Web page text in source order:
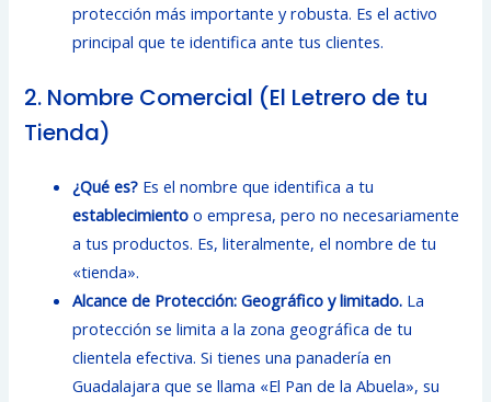
protección más importante y robusta. Es el activo
principal que te identifica ante tus clientes.
2. Nombre Comercial (El Letrero de tu
Tienda)
¿Qué es? Es el nombre que identifica a tu
establecimiento o empresa, pero no necesariamente
a tus productos. Es, literalmente, el nombre de tu
«tienda».
Alcance de Protección: Geográfico y limitado. La
protección se limita a la zona geográfica de tu
clientela efectiva. Si tienes una panadería en
Guadalajara que se llama «El Pan de la Abuela», su